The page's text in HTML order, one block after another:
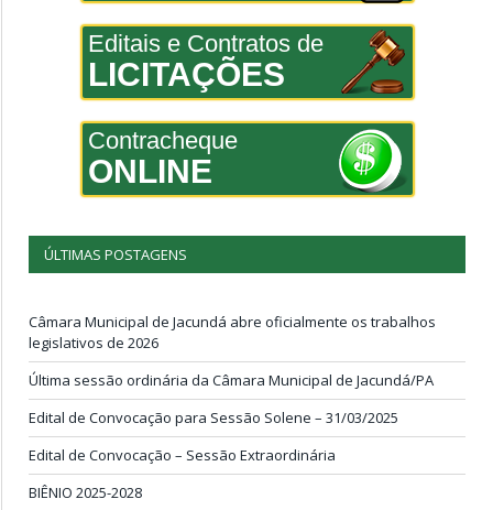
Editais e Contratos de
LICITAÇÕES
Contracheque
ONLINE
ÚLTIMAS POSTAGENS
Câmara Municipal de Jacundá abre oficialmente os trabalhos
legislativos de 2026
Última sessão ordinária da Câmara Municipal de Jacundá/PA
Edital de Convocação para Sessão Solene – 31/03/2025
Edital de Convocação – Sessão Extraordinária
BIÊNIO 2025-2028